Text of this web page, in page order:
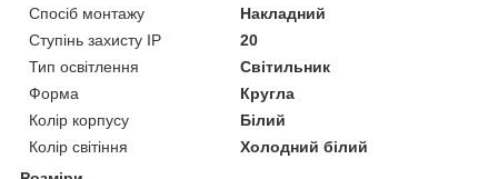
Спосіб монтажу
Накладний
Ступінь захисту IP
20
Тип освітлення
Світильник
Форма
Кругла
Колір корпусу
Білий
Колір світіння
Холодний білий